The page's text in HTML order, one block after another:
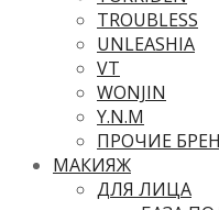
TROUBLESS
UNLEASHIA
VT
WONJIN
Y.N.M
ПРОЧИЕ
МАКИЯЖ
ДЛЯ ЛИЦА